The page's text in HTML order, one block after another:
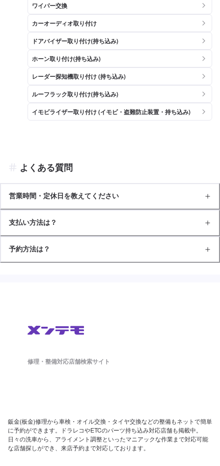
ワイパー交換
カーオーディオ取り付け
ドアバイザー取り付け(持ち込み)
ホーン取り付け(持ち込み)
レーダー探知機取り付け (持ち込み)
ルーフラック取り付け(持ち込み)
イモビライザー取り付け (イモビ・盗難防止装置・持ち込み)
よくある質問
営業時間・定休日を教えてください
支払い方法は？
予約方法は？
修理・整備対応店舗検索サイト
鈑金(板金)修理から車検・オイル交換・タイヤ交換などの整備もネットで簡単
に予約ができます。ドラレコやETCのパーツ持ち込み対応店舗も掲載中。
日々の洗車から、アライメント調整といったマニアックな作業まで対応可能
な店舗探しができ、来店予約まで対応しております。